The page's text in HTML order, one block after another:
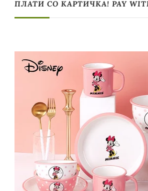
ПЛАТИ СО КАРТИЧКА! PAY